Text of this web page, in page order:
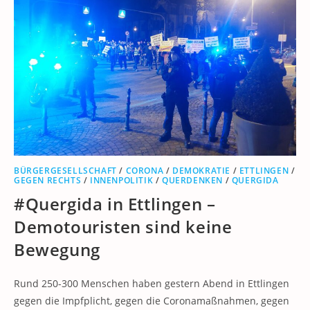
BÜRGERGESELLSCHAFT / CORONA / DEMOKRATIE / ETTLINGEN /
GEGEN RECHTS / INNENPOLITIK /QUERDENKEN / QUERGIDA
#Quergida in Ettlingen –
Demotouristen sind keine
Bewegung
Rund 250-300 Menschen haben gestern Abend in Ettlingen
gegen die Impfplicht, gegen die Coronamaßnahmen, gegen